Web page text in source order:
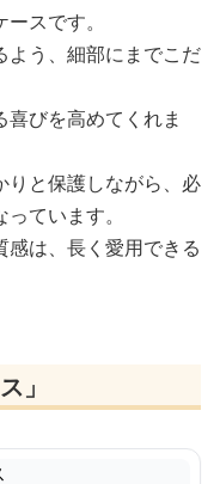
スです。
よう、細部にまでこだ
びを高めてくれま
りと保護しながら、必
ています。
は、長く愛用できる
」